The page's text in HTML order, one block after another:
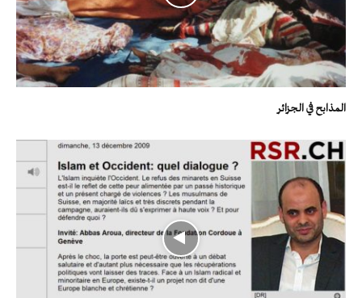
المذابح في الجزائر